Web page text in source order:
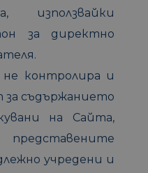
използвайки
за директно
не контролира и
за съдържанието
на Сайта,
учредени и